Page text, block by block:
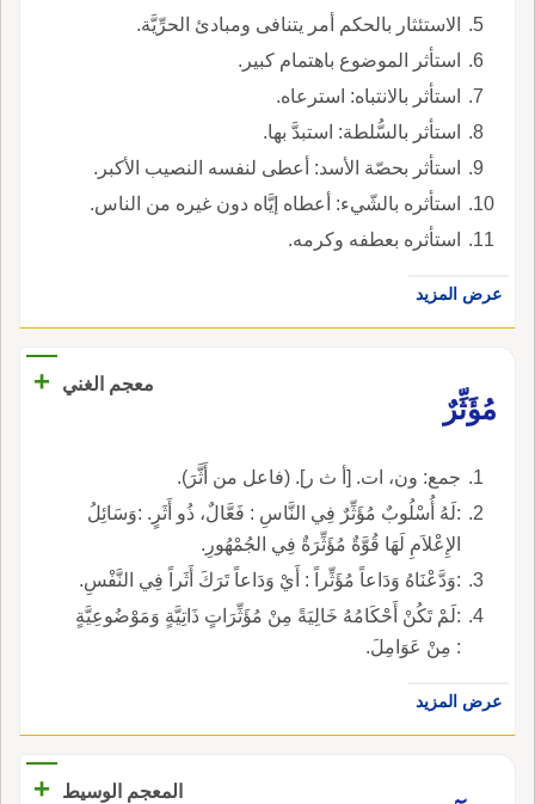
الاستئثار بالحكم أمر يتنافى ومبادئ الحرِّيَّة.
استأثر الموضوع باهتمام كبير.
استأثر بالانتباه: استرعاه.
استأثر بالسُّلطة: استبدَّ بها.
استأثر بحصّة الأسد: أعطى لنفسه النصيب الأكبر.
استأثره بالشّيء: أعطاه إيَّاه دون غيره من الناس.
استأثره بعطفه وكرمه.
عرض المزيد
معجم الغني
+
مُؤَثِّرٌ
جمع: ون، ات. [أ ث ر]. (فاعل من أَثَّرَ).
:لَهُ أُسْلُوبٌ مُؤَثِّرٌ فِي النَّاسِ : فَعَّالٌ، ذُو أَثَرٍ. :وَسَائِلُ
الإِعْلاَمِ لَهَا قُوَّةٌ مُؤَثِّرَةٌ فِي الجُمْهُورِ.
:وَدَّعْنَاهُ وَدَاعاً مُؤَثِّراً : أَيْ وَدَاعاً تَرَكَ أَثَراً فِي النَّفْسِ.
:لَمْ تَكُنْ أَحْكَامُهُ خَالِيَةً مِنْ مُؤَثِّرَاتٍ ذَاتِيَّةٍ وَمَوْضُوعِيَّةٍ
: مِنْ عَوَامِلَ.
عرض المزيد
المعجم الوسيط
+